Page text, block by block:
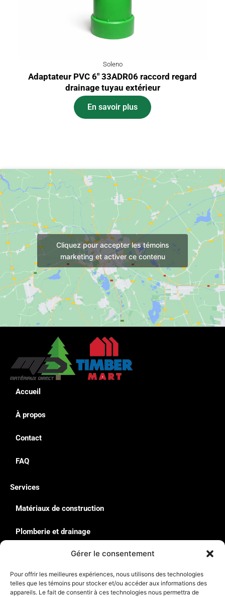
Gérer le consentement
Pour offrir les meilleures expériences, nous utilisons des technologies
telles que les témoins pour stocker et/ou accéder aux informations des
appareils. Le fait de consentir à ces technologies nous permettra de
Soleno
Adaptateur PVC 6″ 33ADR06 raccord regard
drainage tuyau extérieur
En savoir plus
Cliquez pour accepter les témoins
marketing et activer ce contenu
Accueil
À propos
Contact
FAQ
Services
Matériaux de construction
Plomberie et drainage
Quincaillerie & Équipement
Solutions de rangement : Rousseau